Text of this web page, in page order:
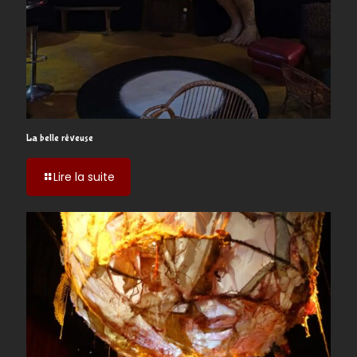
La belle rêveuse
Lire la suite
belle
rêveuse